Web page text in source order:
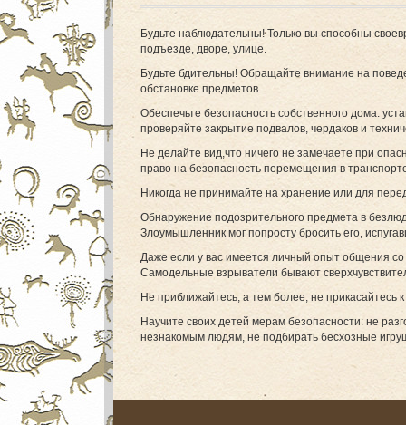
Будьте наблюдательны! Только вы способны
подъезде, дворе, улице.
Будьте бдительны! Обращайте внимание на
обстановке предметов.
Обеспечьте безопасность собственного дома:
проверяйте закрытие подвалов, чердаков и
Не делайте вид,что ничего не замечаете при
право на безопасность перемещения в
Никогда не принимайте на хранение или для
Обнаружение подозрительного предмета в
Злоумышленник мог попросту бросить его,
Даже если у вас имеется личный опыт общения
Самодельные взрыватели бывают
Не приближайтесь, а тем более, не прикасайтесь
Научите своих детей мерам безопасности: не
незнакомым людям, не подбирать бесхозные